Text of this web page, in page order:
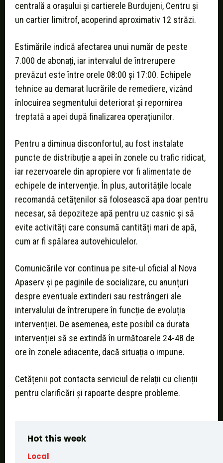
centrală a orașului și cartierele Burdujeni, Centru și
un cartier limitrof, acoperind aproximativ 12 străzi.
Estimările indică afectarea unui număr de peste
7.000 de abonați, iar intervalul de întrerupere
prevăzut este între orele 08:00 și 17:00. Echipele
tehnice au demarat lucrările de remediere, vizând
înlocuirea segmentului deteriorat și repornirea
treptată a apei după finalizarea operațiunilor.
Pentru a diminua disconfortul, au fost instalate
puncte de distribuție a apei în zonele cu trafic ridicat,
iar rezervoarele din apropiere vor fi alimentate de
echipele de intervenție. În plus, autoritățile locale
recomandă cetățenilor să folosească apa doar pentru
necesar, să depoziteze apă pentru uz casnic și să
evite activități care consumă cantități mari de apă,
cum ar fi spălarea autovehiculelor.
Comunicările vor continua pe site-ul oficial al Nova
Apaserv și pe paginile de socializare, cu anunțuri
despre eventuale extinderi sau restrângeri ale
intervalului de întrerupere în funcție de evoluția
intervenției. De asemenea, este posibil ca durata
intervenției să se extindă în următoarele 24-48 de
ore în zonele adiacente, dacă situația o impune.
Cetățenii pot contacta serviciul de relații cu clienții
pentru clarificări și rapoarte despre probleme.
Hot this week
Local